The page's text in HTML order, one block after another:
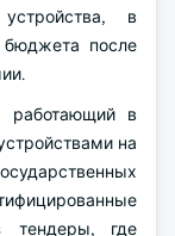
в
после
работающий в
на
тендеры, где